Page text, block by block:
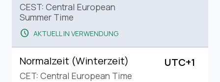
CEST: Central European
Summer Time
schedule AKTUELL IN VERWENDUNG
Normalzeit (Winterzeit)
CET: Central European Time
UTC+1